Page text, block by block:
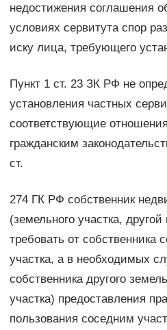
недостижения соглашения
условиях сервитута спор
иску лица, требующего
Пункт 1 ст. 23 ЗК РФ не
установления частных
соответствующие
гражданским
ст.
274 ГК РФ собственник
(земельного участка,
требовать от собственника
участка, а в необходимых
собственника другого
участка) предоставления
пользования соседним